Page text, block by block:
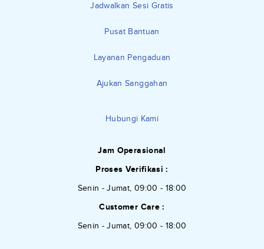
Jadwalkan Sesi Gratis
Pusat Bantuan
Layanan Pengaduan
Ajukan Sanggahan
Hubungi Kami
Jam Operasional
Proses Verifikasi :
Senin - Jumat, 09:00 - 18:00
Customer Care :
Senin - Jumat, 09:00 - 18:00